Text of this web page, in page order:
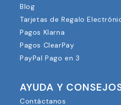
Blog
Tarjetas de Regalo
Pagos Klarna
Pagos ClearPay
PayPal Pago en 3
AYUDA Y
Contáctanos